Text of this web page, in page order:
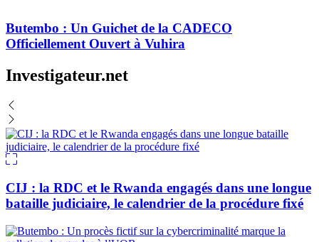
Butembo : Un Guichet de la CADECO
Officiellement Ouvert à Vuhira
Investigateur.net
CIJ : la RDC et le Rwanda engagés dans une longue
bataille judiciaire, le calendrier de la procédure fixé